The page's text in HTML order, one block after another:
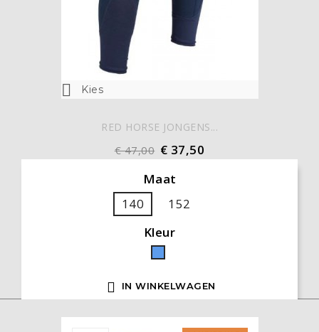
 Kies
RED HORSE JONGENS...
€ 47,00 € 37,50
Maat
140
152
Kleur
Blauw
 IN WINKELWAGEN